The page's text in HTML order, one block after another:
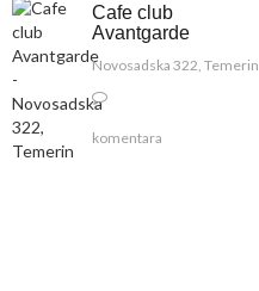
Cafe club
Avantgarde
Novosadska 322, Temerin
komentara